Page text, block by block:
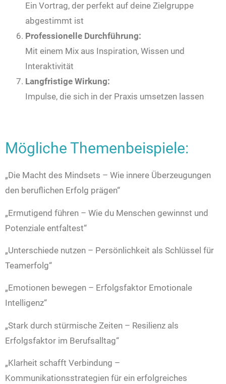
Ein Vortrag, der perfekt auf deine Zielgruppe
abgestimmt ist
Professionelle Durchführung:
Mit einem Mix aus Inspiration, Wissen und
Interaktivität
Langfristige Wirkung:
Impulse, die sich in der Praxis umsetzen lassen
Mögliche Themenbeispiele:
„Die Macht des Mindsets – Wie innere Überzeugungen
den beruflichen Erfolg prägen“
„Ermutigend führen – Wie du Menschen gewinnst und
Potenziale entfaltest“
„Unterschiede nutzen – Persönlichkeit als Schlüssel für
Teamerfolg“
„Emotionen bewegen – Erfolgsfaktor Emotionale
Intelligenz“
„Stark durch stürmische Zeiten – Resilienz als
Erfolgsfaktor im Berufsalltag“
„Klarheit schafft Verbindung –
Kommunikationsstrategien für ein erfolgreiches